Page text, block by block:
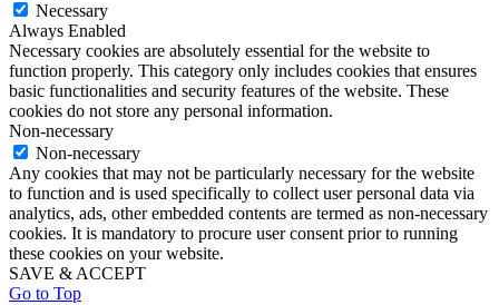
Necessary
Always Enabled
Necessary cookies are absolutely essential for the website to
function properly. This category only includes cookies that ensures
basic functionalities and security features of the website. These
cookies do not store any personal information.
Non-necessary
Non-necessary
Any cookies that may not be particularly necessary for the website
to function and is used specifically to collect user personal data via
analytics, ads, other embedded contents are termed as non-necessary
cookies. It is mandatory to procure user consent prior to running
these cookies on your website.
SAVE & ACCEPT
Go to Top